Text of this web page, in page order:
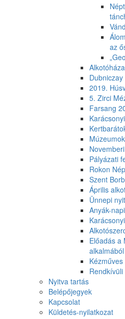
az
2019.
5. Zirci
Farsang
Pályázati
Rokon
Szent
Április
Ünnepi
Anyák-
Előadás a
alkalmából
Nyitva tartás
Belépőjegyek
Kapcsolat
Küldetés-nyilatkozat